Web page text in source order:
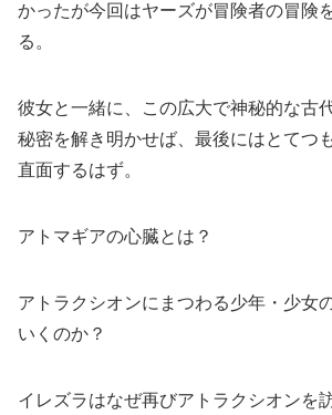
かったが今回はヤーズが冒険者の冒険
る。
彼女と一緒に、この広大で神秘的な古
秘密を解き明かせば、最後にはとてつ
直面するはず。
アトマギアの心臓とは？
アトラクシオンにまつわる少年・少女
いくのか？
イレズラはなぜ再びアトラクシオンを